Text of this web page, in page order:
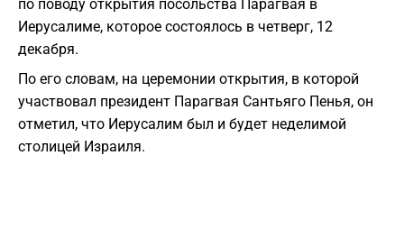
по поводу открытия посольства Парагвая в
Иерусалиме, которое состоялось в четверг, 12
декабря.
По его словам, на церемонии открытия, в которой
участвовал президент Парагвая Сантьяго Пенья, он
отметил, что Иерусалим был и будет неделимой
столицей Израиля.